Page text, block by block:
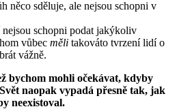
něco sděluje, ale nejsou schopni v
schopni podat jakýkoliv
vůbec měli takováto tvrzení lidí o
vážně.
bychom mohli očekávat, kdyby
naopak vypadá přesně tak, jak
neexistoval.